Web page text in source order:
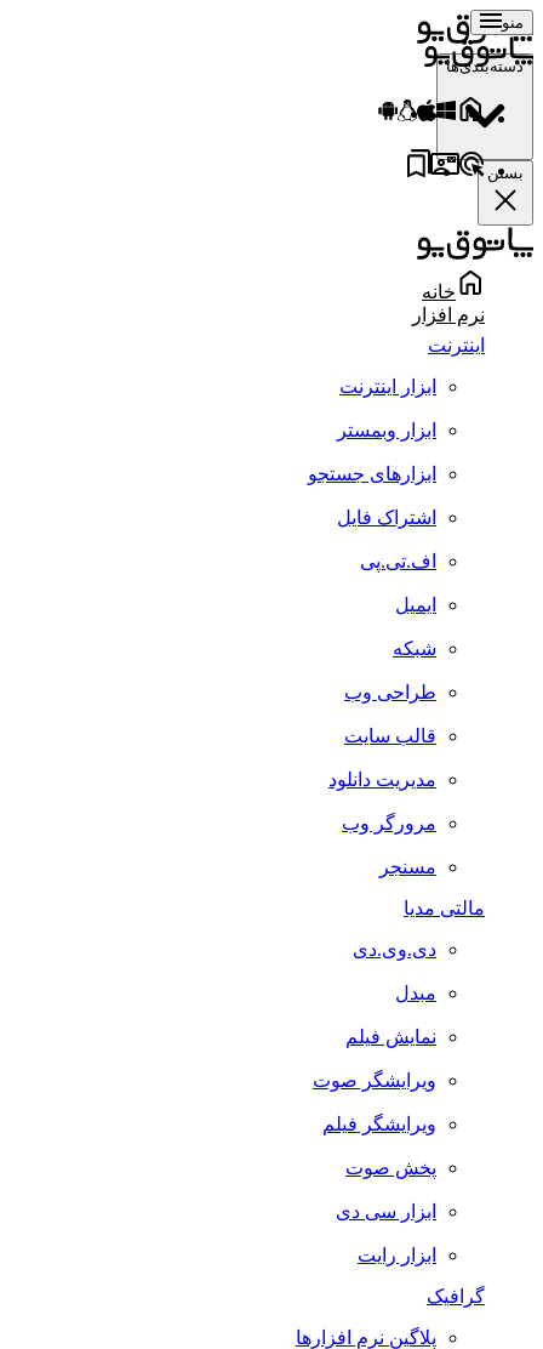
منو
دسته‌بندی‌ها
بستن
خانه
نرم افزار
اینترنت
ابزار اینترنت
ابزار وبمستر
ابزارهای جستجو
اشتراک فایل
اف.تی.پی
ایمیل
شبکه
طراحی وب
قالب سایت
مدیریت دانلود
مرورگر وب
مسنجر
مالتی مدیا
دی.وی.دی
مبدل
نمایش فیلم
ویرایشگر صوت
ویرایشگر فیلم
پخش صوت
ابزار سی دی
ابزار رایت
گرافیک
پلاگین نرم افزارها